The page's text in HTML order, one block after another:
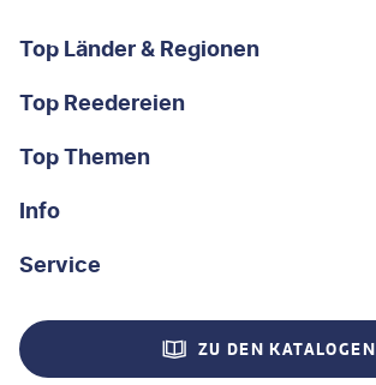
Footer navigation
Top Länder & Regionen
Portugal
Albanien
Griechenland
Madeira
Top Reedereien
AIDA
MSC Cruises
Costa Kreuzfahrten
Mein Schiff®
Top Themen
Rundreisen
Kleingruppen-Rundreisen
Flusskreuzfahrten
Info
Über uns
Nachhaltigkeit
Stellenangebote
Service
Kontakt
Hilfe & FAQ
ZU DEN KATALOGEN